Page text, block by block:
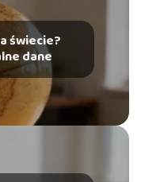
świecie?
dane